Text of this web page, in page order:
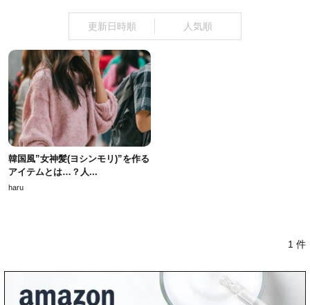
更新日時順 人気順
韓国風”女神髪(ヨシンモリ)”を作る
アイテムとは…？人...
haru
1 件